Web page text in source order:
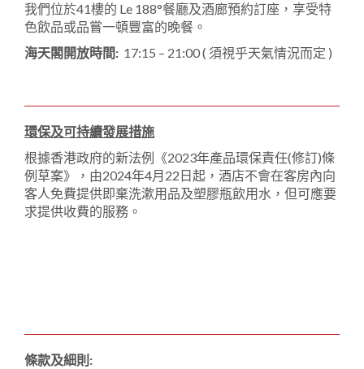
我們位於41樓的 Le 188°餐廳及酒廊預約訂座，享受特
色飲品或品嘗一頓豐富的晚餐。
海天閣開放時間: 17:15 – 21:00 ( 須視乎天氣情況而定 )
環保及可持續發展措施
根據香港政府的新法例《2023年產品環保責任(修訂)條
例草案》，由2024年4月22日起，酒店不會在客房內向
客人免費提供即棄洗漱用品及塑膠瓶飲用水，但可應要
求提供收費的服務。
條款及細則: